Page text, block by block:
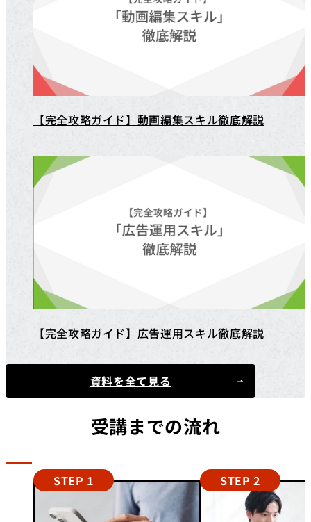
【完全攻略ガイド】動画編集スキル徹底解説
【完全攻略ガイド】広告運用スキル徹底解説
資料を全て見る
受講までの流れ
STEP 1 STEP 2